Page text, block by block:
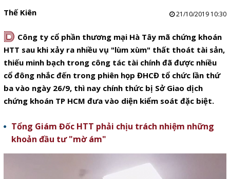
Thế Kiên 21/10/2019 10:30
D Công ty cổ phần thương mại Hà Tây mã chứng khoán
HTT sau khi xảy ra nhiều vụ "lùm xùm" thất thoát tài sản,
thiếu minh bạch trong công tác tài chính đã được nhiều
cổ đông nhắc đến trong phiên họp ĐHCĐ tổ chức lần thứ
ba vào ngày 26/9, thì nay chính thức bị Sở Giao dịch
chứng khoán TP HCM đưa vào diện kiểm soát đặc biệt.
Tổng Giám Đốc HTT phải chịu trách nhiệm những
khoản đầu tư "mờ ám"